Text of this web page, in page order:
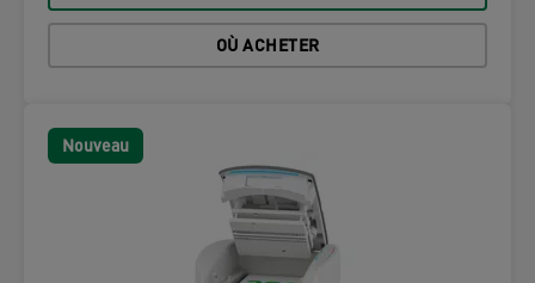
OÙ ACHETER
Nouveau